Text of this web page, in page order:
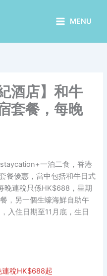
MENU
酒店】和牛
套餐，每晚
一泊二食，香港
餐優惠，當中包括和牛日式
晚連稅只係HK$688，星期
，另一個生蠔海鮮自助午
入住日期至11月底，生日
連稅HK$688起